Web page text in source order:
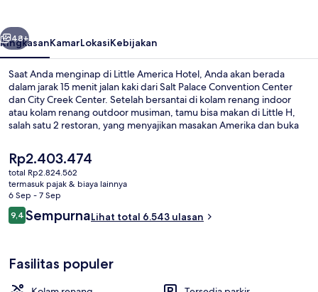
Berikutnya
48+
RingkasanKamarLokasiKebijakan
Saat Anda menginap di Little America Hotel, Anda akan berada
dalam jarak 15 menit jalan kaki dari Salt Palace Convention Center
dan City Creek Center. Setelah bersantai di kolam renang indoor
atau kolam renang outdoor musiman, tamu bisa makan di Little H,
salah satu 2 restoran, yang menyajikan masakan Amerika dan buka
meliputi 2 bar/lounge, pusat kebugaran, dan hot tub relaksasi. Para
traveler menyukai kolam renang dan staf. Transportasi umum
berada tidak jauh: Stasiun Courthouse berjarak 4 menit dan Stasiun
Gallivan Plaza berjarak 8 menit.
Harga
saat
ini
Rp2.403.474
Rp2.403.474
total Rp2.824.562
termasuk pajak & biaya lainnya
6 Sep - 7 Sep
Ulasan
9,49,4 dari 10
SempurnaLihat total 6.543 ulasan
Fasilitas populer